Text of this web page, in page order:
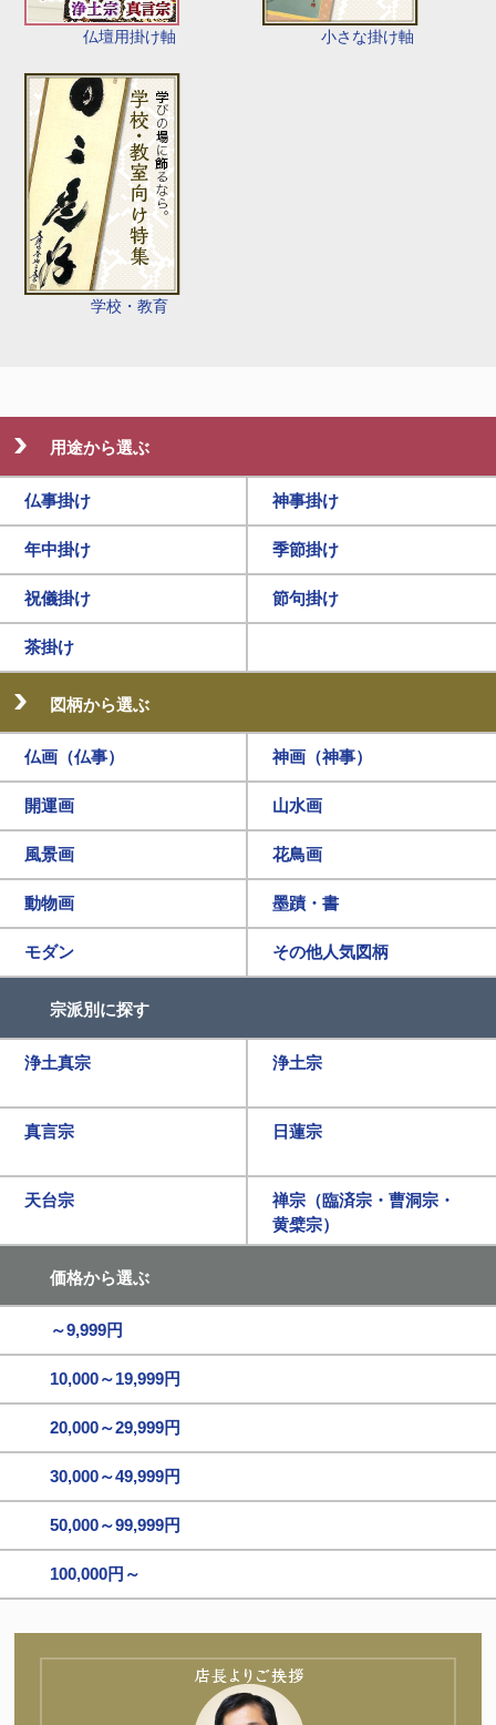
仏壇用掛け軸 小さな掛け軸
学校・教育
用途から選ぶ
仏事掛け 神事掛け
年中掛け 季節掛け
祝儀掛け 節句掛け
茶掛け
図柄から選ぶ
仏画（仏事） 神画（神事）
開運画 山水画
風景画 花鳥画
動物画 墨蹟・書
モダン その他人気図柄
宗派別に探す
浄土真宗 浄土宗
真言宗 日蓮宗
天台宗
禅宗（臨済宗・曹洞宗・
黄檗宗）
価格から選ぶ
～9,999円
10,000～19,999円
20,000～29,999円
30,000～49,999円
50,000～99,999円
100,000円～